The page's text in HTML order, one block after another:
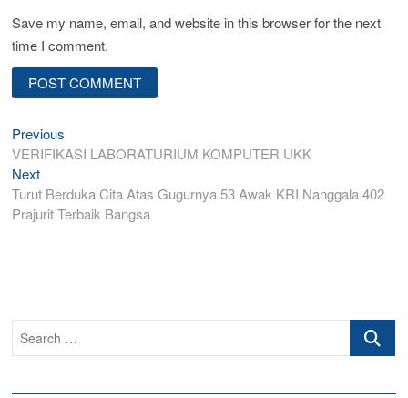
Save my name, email, and website in this browser for the next
time I comment.
Post
navigation
Previous
post:
VERIFIKASI LABORATURIUM KOMPUTER UKK
NextNext
post:
Turut Berduka Cita Atas Gugurnya 53 Awak KRI Nanggala 402
Prajurit Terbaik Bangsa
Search